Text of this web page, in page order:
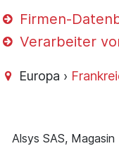
Firmen-
Verarbeiter
Europa ›
Alsys SAS, Magasin